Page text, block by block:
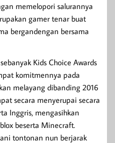
memelopori salurannya
gamer tenar buat
bergandengan bersama
Kids Choice Awards
komitmennya pada
melayang dibanding 2016
secara menyerupai secara
Inggris, mengasihkan
beserta Minecraft.
tontonan nun berjarak